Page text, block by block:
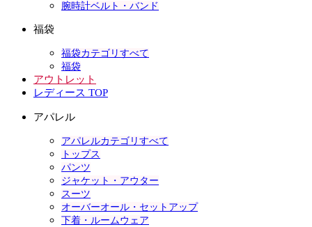
腕時計ベルト・バンド
福袋
福袋カテゴリすべて
福袋
アウトレット
レディース TOP
アパレル
アパレルカテゴリすべて
トップス
パンツ
ジャケット・アウター
スーツ
オーバーオール・セットアップ
下着・ルームウェア